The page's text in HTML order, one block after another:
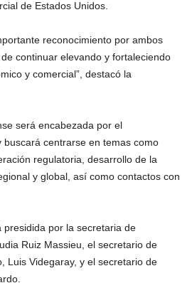
de Estados Unidos.
reconocimiento por ambos
continuar elevando y fortaleciendo
y comercial”, destacó la
será encabezada por el
buscará centrarse en temas como
regulatoria, desarrollo de la
y global, así como contactos con
presidida por la secretaria de
Ruiz Massieu, el secretario de
Luis Videgaray, y el secretario de